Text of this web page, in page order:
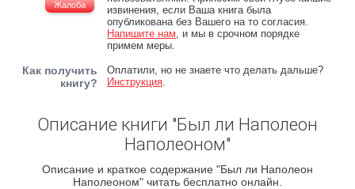
Жалоба
извинения, если Ваша книга была
опубликована без Вашего на то согласия.
Напишите нам, и мы в срочном порядке
примем меры.
Как получить
книгу?
Оплатили, но не знаете что делать дальше?
Инструкция.
Описание книги "Был ли Hаполеон
Hаполеоном"
Описание и краткое содержание "Был ли Hаполеон
Hаполеоном" читать бесплатно онлайн.